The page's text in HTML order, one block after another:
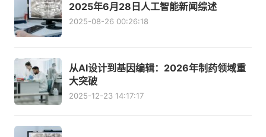
2025年6月28日人工智能新闻综述
2025-08-26 00:26:18
从AI设计到基因编辑：2026年制药领域重
大突破
2025-12-23 14:17:17